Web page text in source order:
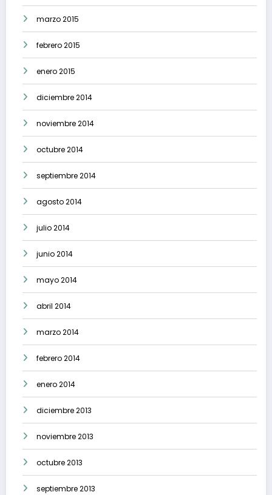
marzo 2015
febrero 2015
enero 2015
diciembre 2014
noviembre 2014
octubre 2014
septiembre 2014
agosto 2014
julio 2014
junio 2014
mayo 2014
abril 2014
marzo 2014
febrero 2014
enero 2014
diciembre 2013
noviembre 2013
octubre 2013
septiembre 2013